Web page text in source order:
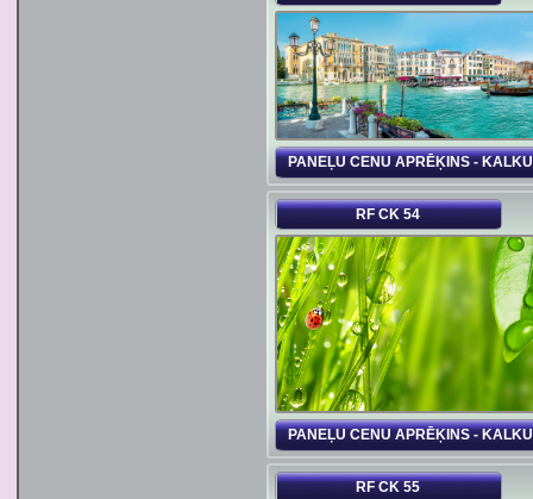
PANEĻU CENU APRĒĶINS -
RF CK 54
PANEĻU CENU APRĒĶINS -
RF CK 55